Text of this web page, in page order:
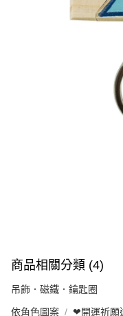
商品相關分類 (4)
吊飾．磁鐵．鑰匙圈
依角色圖案 ❤開運祈願